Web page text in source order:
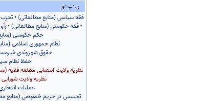
ن ب و
فقه سیاسی (منابع مطالعاتی)•تحزب
•فقه حکومتی (منابع مطالعاتی)•
حکم حکومتی
نظام جمهوری اسلامی
حقوق شهروندی
حفظ نظام
نظریه ولایت انتصابی مطلقه فقیه
نظریه ولایت
عملیات
تجسس در حریم خصوصی (منابع